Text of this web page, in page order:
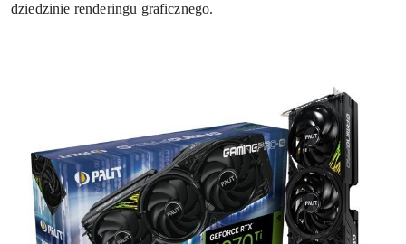
dziedzinie renderingu graficznego.